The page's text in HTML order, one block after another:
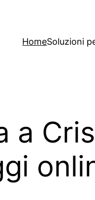
HomeSoluzioni
a